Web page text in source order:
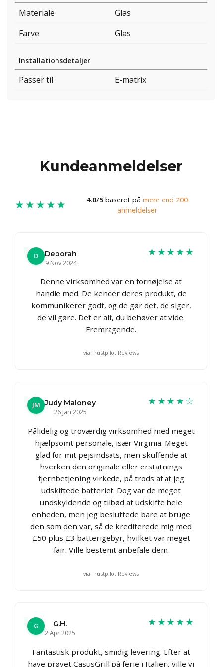
Materiale
Glas
Farve
Glas
Installationsdetaljer
Passer til E-matrix
Kundeanmeldelser
★★★★★ 4.8/5 baseret på mere end 200
anmeldelser
D
Deborah
9 Nov 2024
★★★★★
Denne virksomhed var en fornøjelse at
handle med. De kender deres produkt, de
kommunikerer godt, og de gør det, de siger,
de vil gøre. Det er alt, du behøver at vide.
Fremragende.
via Trustpilot Reviews
JM Judy Maloney
26 Jan 2025
★★★★☆
Pålidelig og troværdig virksomhed med meget
hjælpsomt personale, især Virginia. Meget
glad for mit pejsindsats, men skuffende at
hverken den originale eller erstatnings
fjernbetjening virkede, på trods af at jeg
udskiftede batteriet. Dog var de meget
undskyldende og tilbød at udskifte hele
enheden, men jeg besluttede bare at bruge
den som den var, så de krediterede mig med
£50 plus £3 batterigebyr, hvilket var meget
fair. Ville bestemt anbefale dem.
via Trustpilot Reviews
G
G.H.
2 Apr 2025
★★★★★
Fantastisk produkt, smidig levering. Efter at
have prøvet CasusGrill på ferie i Italien, ville vi